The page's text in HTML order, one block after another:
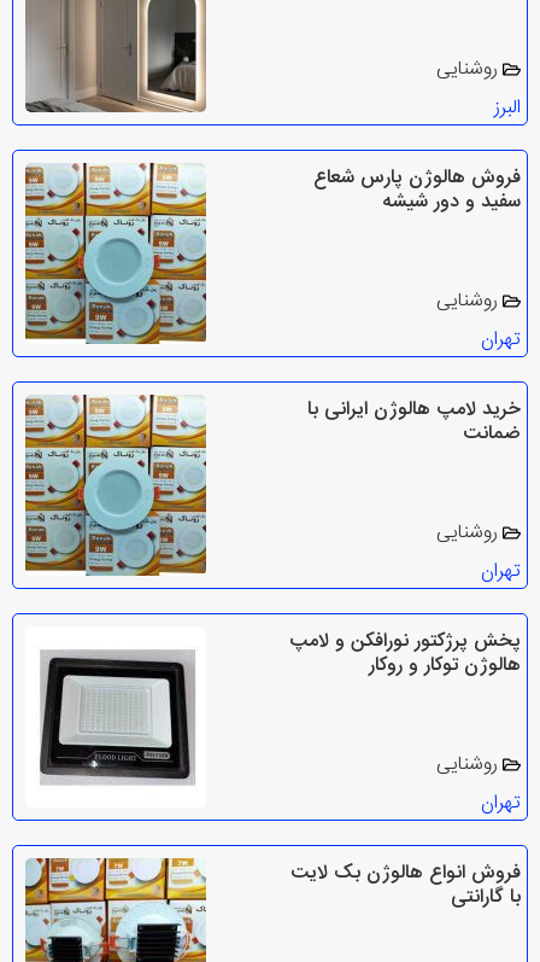
روشنایی
البرز
فروش هالوژن پارس شعاع
سفید و دور شیشه
روشنایی
تهران
خرید لامپ هالوژن ایرانی با
ضمانت
روشنایی
تهران
پخش پرژکتور نورافکن و لامپ
هالوژن توکار و روکار
روشنایی
تهران
فروش انواع هالوژن بک لایت
با گارانتی